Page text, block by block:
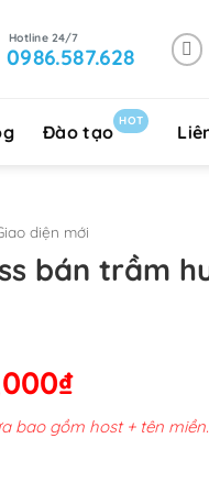
0986.587.628
Đào tạo
HOT
diện mới
bán trầm
₫Giá
hiện
tại
bao gồm host + tên